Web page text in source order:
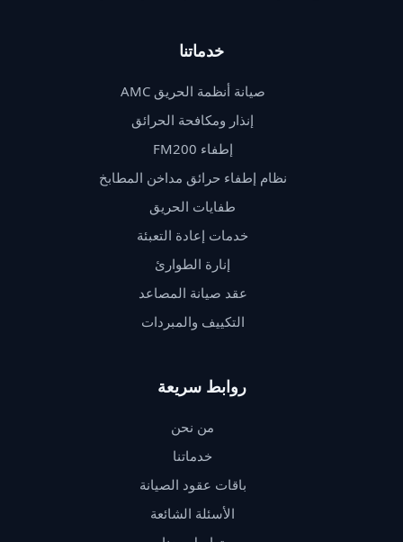
خدماتنا
صيانة أنظمة الحريق AMC
إنذار ومكافحة الحرائق
إطفاء FM200
نظام إطفاء حرائق مداخن المطابخ
طفايات الحريق
خدمات إعادة التعبئة
إنارة الطوارئ
عقد صيانة المصاعد
التكييف والمبردات
روابط سريعة
من نحن
خدماتنا
باقات عقود الصيانة
الأسئلة الشائعة